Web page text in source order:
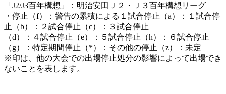
「J2/J3百年構想」：明治安田Ｊ２・Ｊ３百年構想リーグ
・停止（f）：警告の累積による１試合停止（a）：１試合停
止（b）：２試合停止（c）：３試合停止
（d）：４試合停止（e）：５試合停止（h）：６試合停止
（g）：特定期間停止（*）：その他の停止（z）：未定
※印は、他の大会での出場停止処分の影響によって出場でき
ないことを表します。